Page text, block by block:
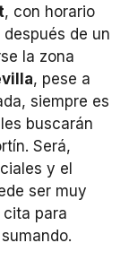
, con horario
después de un
la zona
, pese a
siempre es
buscarán
Será,
y el
ser muy
para